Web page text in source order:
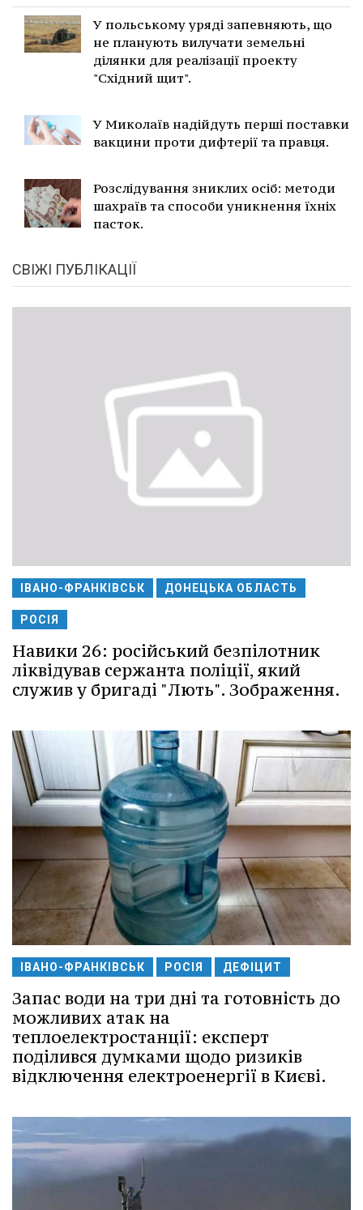
У польському уряді запевняють, що
не планують вилучати земельні
ділянки для реалізації проекту
"Східний щит".
У Миколаїв надійдуть перші поставки
вакцини проти дифтерії та правця.
Розслідування зниклих осіб: методи
шахраїв та способи уникнення їхніх
пасток.
СВІЖІ ПУБЛІКАЦІЇ
ІВАНО-ФРАНКІВСЬК ДОНЕЦЬКА ОБЛАСТЬ
РОСІЯ
Навики 26: російський безпілотник
ліквідував сержанта поліції, який
служив у бригаді "Лють". Зображення.
ІВАНО-ФРАНКІВСЬК РОСІЯ ДЕФІЦИТ
Запас води на три дні та готовність до
можливих атак на
теплоелектростанції: експерт
поділився думками щодо ризиків
відключення електроенергії в Києві.